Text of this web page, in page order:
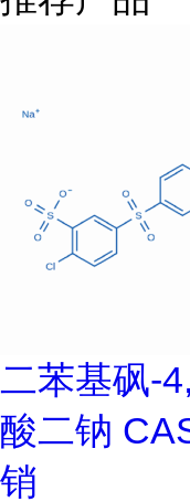
二苯基砜-
酸二钠
销